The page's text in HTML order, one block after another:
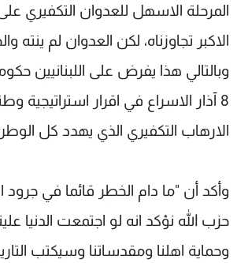
المرحلة الاسهل للعدوان التكفيري
الاكبر تجاوزناه، لكن العدوان لم ينته
8 آذار الاسراع في اقرار استراتيجية
الارهاب التكفيري الذي يهدد كل
وأكد أن "ما دام الخطر قائما في
حزب الله نؤكد انه لو اجتمعت الدنيا
وحماية اهلنا ومقدساتنا وسيكتب